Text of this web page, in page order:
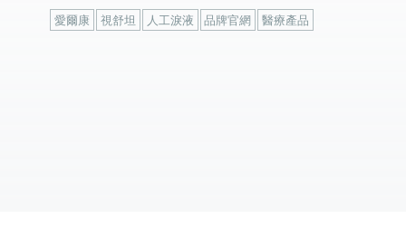
愛爾康 視舒坦 人工淚液 品牌官網 醫療產品